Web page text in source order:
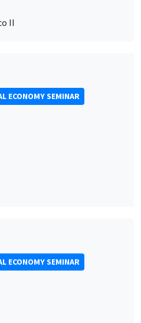
II
ECONOMY SEMINAR
ECONOMY SEMINAR